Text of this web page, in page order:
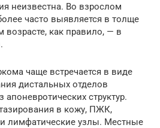
неизвестна. Во взрослом
часто выявляется в толще
как правило, — в
чаще встречается в виде
дистальных отделов
апоневротических структур.
в кожу, ПЖК,
лимфатические узлы. Местные